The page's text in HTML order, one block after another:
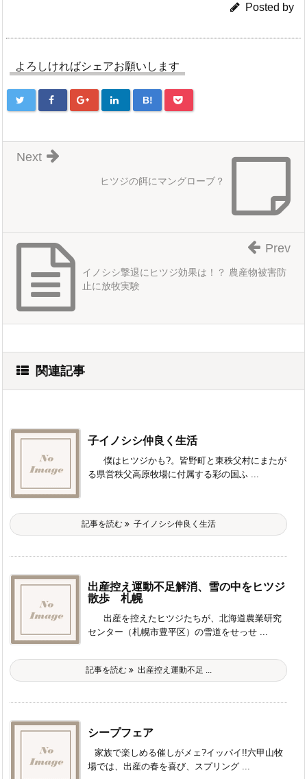
Posted by
よろしければシェアお願いします
B!
ヒツジの餌にマングローブ？
Next
イノシシ撃退にヒツジ効果は！？ 農産物被害防
止に放牧実験
Prev
関連記事
子イノシシ仲良く生活
僕はヒツジかも?。皆野町と東秩父村にまたが
る県営秩父高原牧場に付属する彩の国ふ ...
記事を読む 子イノシシ仲良く生活
出産控え運動不足解消、雪の中をヒツジ
散歩 札幌
出産を控えたヒツジたちが、北海道農業研究
センター（札幌市豊平区）の雪道をせっせ ...
記事を読む 出産控え運動不足 ...
シープフェア
家族で楽しめる催しがメェ?イッパイ!!六甲山牧
場では、出産の春を喜び、スプリング ...